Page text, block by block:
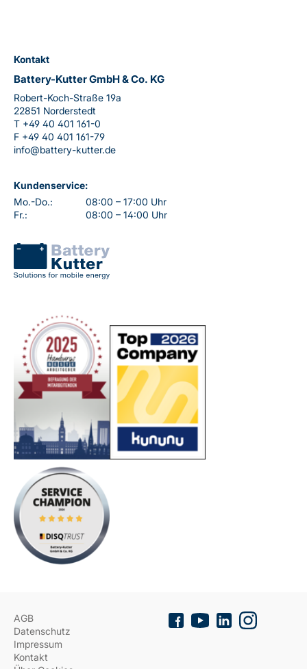
Kontakt
Battery-Kutter GmbH & Co. KG
Robert-Koch-Straße 19a
22851 Norderstedt
T +49 40 401 161-0
F +49 40 401 161-79
info@battery-kutter.de
Kundenservice:
Mo.-Do.:
08:00 – 17:00 Uhr
Fr.:
08:00 – 14:00 Uhr
AGB
Datenschutz
Impressum
Kontakt